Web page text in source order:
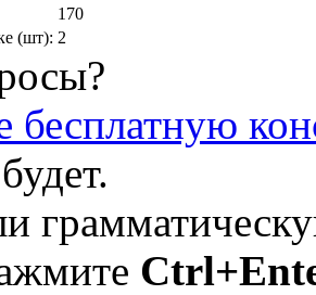
170
(шт): 2
бесплатную